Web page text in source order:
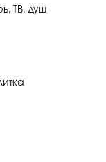
ТВ, душ